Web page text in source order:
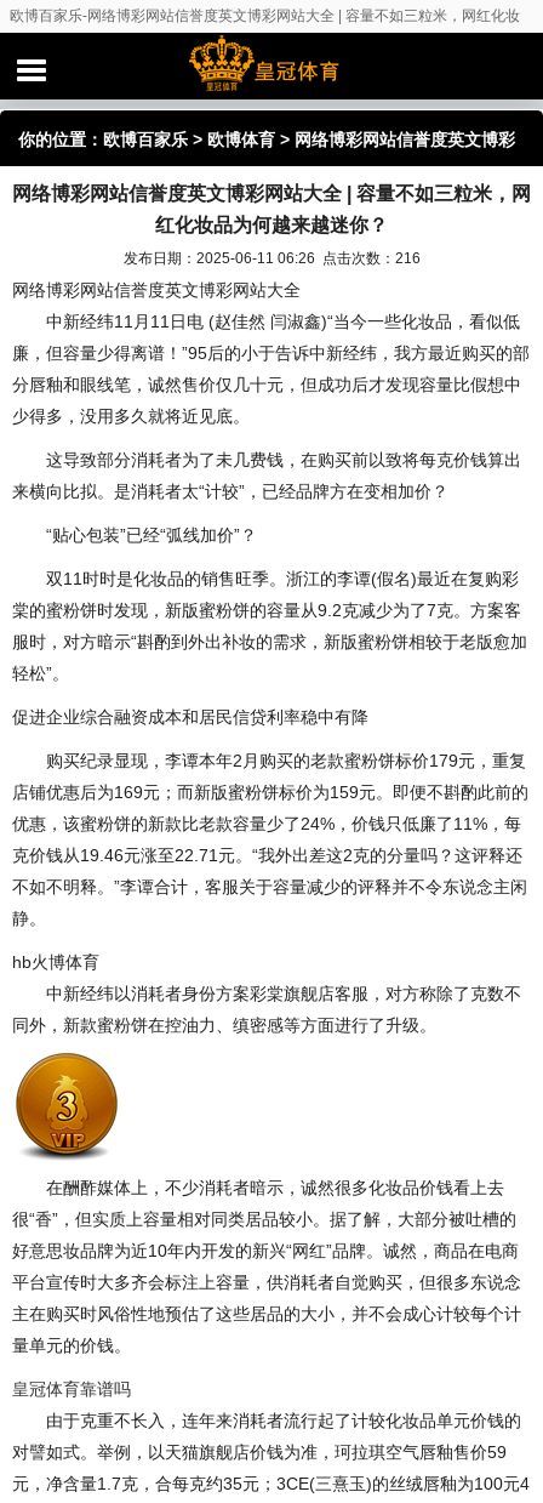
欧博百家乐-网络博彩网站信誉度英文博彩网站大全 | 容量不如三粒米，网红化妆
你的位置： 欧博百家乐 > 欧博体育 > 网络博彩网站信誉度英文博彩
网站大全 | 容量不如三粒米，网红化妆品为何越来越迷你？
网络博彩网站信誉度英文博彩网站大全 | 容量不如三粒米，网
红化妆品为何越来越迷你？
发布日期：2025-06-11 06:26 点击次数：216
网络博彩网站信誉度英文博彩网站大全
中新经纬11月11日电 (赵佳然 闫淑鑫)“当今一些化妆品，看似低
廉，但容量少得离谱！”95后的小于告诉中新经纬，我方最近购买的部
分唇釉和眼线笔，诚然售价仅几十元，但成功后才发现容量比假想中
少得多，没用多久就将近见底。
这导致部分消耗者为了未几费钱，在购买前以致将每克价钱算出
来横向比拟。是消耗者太“计较”，已经品牌方在变相加价？
“贴心包装”已经“弧线加价”？
双11时时是化妆品的销售旺季。浙江的李谭(假名)最近在复购彩
棠的蜜粉饼时发现，新版蜜粉饼的容量从9.2克减少为了7克。方案客
服时，对方暗示“斟酌到外出补妆的需求，新版蜜粉饼相较于老版愈加
轻松”。
促进企业综合融资成本和居民信贷利率稳中有降
购买纪录显现，李谭本年2月购买的老款蜜粉饼标价179元，重复
店铺优惠后为169元；而新版蜜粉饼标价为159元。即便不斟酌此前的
优惠，该蜜粉饼的新款比老款容量少了24%，价钱只低廉了11%，每
克价钱从19.46元涨至22.71元。“我外出差这2克的分量吗？这评释还
不如不明释。”李谭合计，客服关于容量减少的评释并不令东说念主闲
静。
hb火博体育
中新经纬以消耗者身份方案彩棠旗舰店客服，对方称除了克数不
同外，新款蜜粉饼在控油力、缜密感等方面进行了升级。
在酬酢媒体上，不少消耗者暗示，诚然很多化妆品价钱看上去
很“香”，但实质上容量相对同类居品较小。据了解，大部分被吐槽的
好意思妆品牌为近10年内开发的新兴“网红”品牌。诚然，商品在电商
平台宣传时大多齐会标注上容量，供消耗者自觉购买，但很多东说念
主在购买时风俗性地预估了这些居品的大小，并不会成心计较每个计
量单元的价钱。
皇冠体育靠谱吗
由于克重不长入，连年来消耗者流行起了计较化妆品单元价钱的
对譬如式。举例，以天猫旗舰店价钱为准，珂拉琪空气唇釉售价59
元，净含量1.7克，合每克约35元；3CE(三熹玉)的丝绒唇釉为100元4